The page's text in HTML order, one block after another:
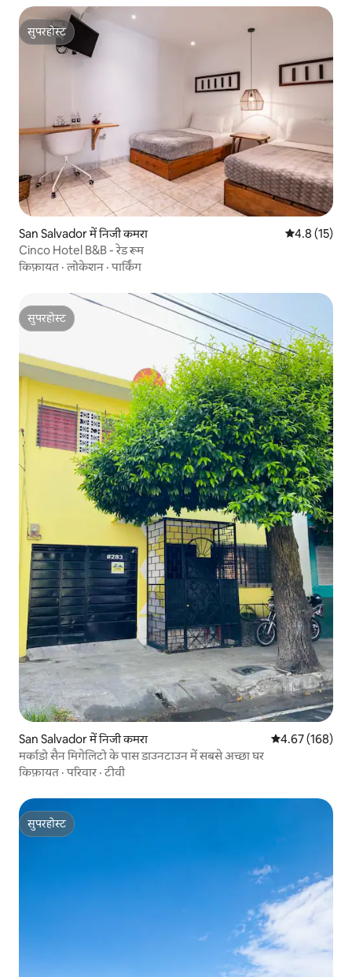
सुपरहोस्ट
सुपरहोस्ट
San Salvador में निजी कमरा औसत रेटिंग 5
4.8 (15)
Cinco Hotel B&B - रेड रूम
किफ़ायत ·लोकेशन ·पार्किंग
सुपरहोस्ट
सुपरहोस्ट
San Salvador में निजी कमरा औसत रेटिंग 5 में से
4.67 (168)
मर्काडो सैन मिगेलिटो के पास डाउनटाउन में सबसे अच्छा घर
किफ़ायत ·परिवार ·टीवी
सुपरहोस्ट
सुपरहोस्ट